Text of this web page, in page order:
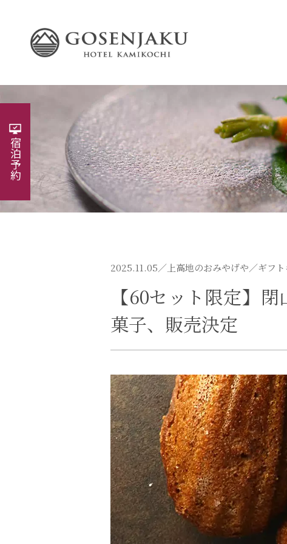
2025.11.05／ 上高地のおみやげや／ギフ
【60セット限定】
菓子、販売決定
宿泊予約